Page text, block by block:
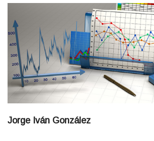
Jorge Iván González